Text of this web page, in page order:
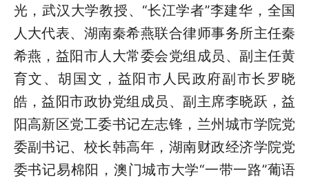
光，武汉大学教授、“长江学者”李建华，全国
人大代表、湖南秦希燕联合律师事务所主任秦
希燕，益阳市人大常委会党组成员、副主任黄
育文、胡国文，益阳市人民政府副市长罗晓
皓，益阳市政协党组成员、副主席李晓跃，益
阳高新区党工委书记左志锋，兰州城市学院党
委副书记、校长韩高年，湖南财政经济学院党
委书记易棉阳，澳门城市大学“一带一路”葡语